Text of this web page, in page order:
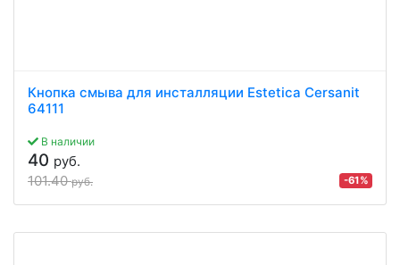
Кнопка смыва для инсталляции Estetica Cersanit
64111
В наличии
40 руб.
101.40руб. -61%